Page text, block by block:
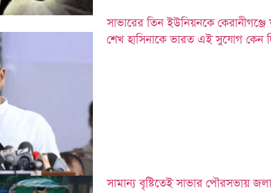
সাভারের তিন ইউনিয়নকে
শেখ হাসিনাকে ভারত এই সুযোগ কেন
সামান্য বৃষ্টিতেই সাভার পৌরসভায়